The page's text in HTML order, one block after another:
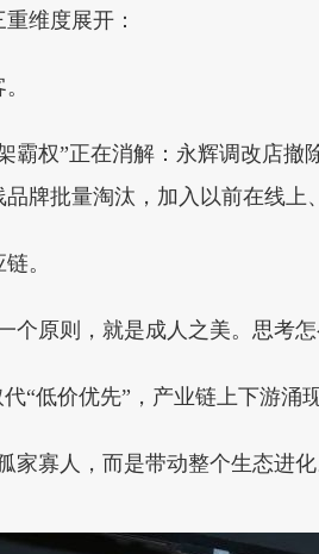
维度展开：
霸权”正在消解：永辉调改店
品牌批量淘汰，加入以前在线
。
个原则，就是成人之美。思考
代“低价优先”，产业链上下游
家寡人，而是带动整个生态进